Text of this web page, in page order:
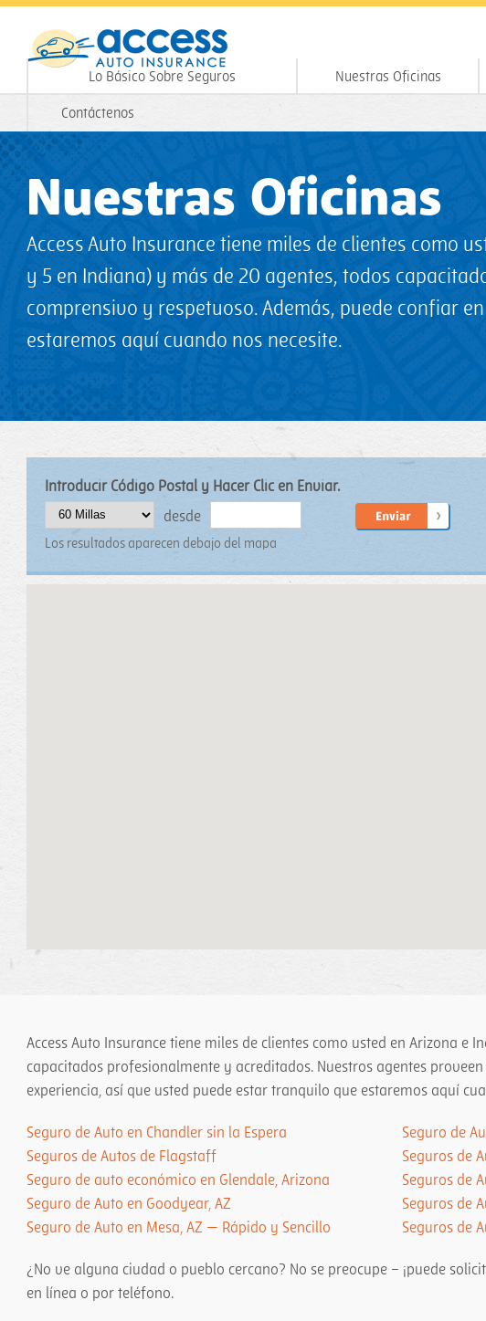
Lo Básico Sobre Seguros Nuestras Oficinas
Contáctenos
Nuestras Oficinas
Access Auto Insurance tiene miles de clientes como
y 5 en Indiana) y más de 20 agentes, todos
comprensivo y respetuoso. Además, puede confiar
estaremos aquí cuando nos necesite.
Introducir Código Postal y Hacer Clic en Enviar.
Distance
desde
Los resultados aparecen debajo del mapa
Access Auto Insurance tiene miles de clientes como usted en Arizona
capacitados profesionalmente y acreditados. Nuestros agentes
experiencia, así que usted puede estar tranquilo que estaremos aquí
Seguro de Auto en Chandler sin la Espera
Seguros de Autos de Flagstaff
Seguro de auto económico en Glendale, Arizona
Seguro de Auto en Goodyear, AZ
Seguro de Auto en Mesa, AZ — Rápido y Sencillo
Seguro de
Seguros de
Seguros de
Seguros de
Seguros de
¿No ve alguna ciudad o pueblo cercano? No se preocupe – ¡puede
en línea o por teléfono.